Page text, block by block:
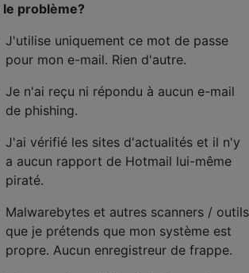
problème?
J'utilise uniquement ce mot de passe
pour mon e-mail. Rien d'autre.
Je n'ai reçu ni répondu à aucun e-mail
de phishing.
J'ai vérifié les sites d'actualités et il n'y
a aucun rapport de Hotmail lui-même
piraté.
Malwarebytes et autres scanners / outils
que je prétends que mon système est
propre. Aucun enregistreur de frappe.